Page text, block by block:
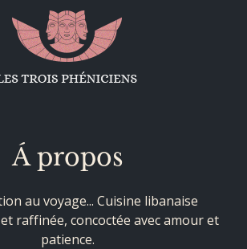
Á propos
au voyage... Cuisine libanaise
raffinée, concoctée avec amour et
patience.